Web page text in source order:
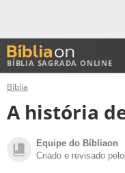
BÍBLIA SAGRADA ONLINE
ANTIGO TESTAMENTO
VERSÍCULOS
Bíblia
A história
Equipe do Bíbliaon
Criado e revisado